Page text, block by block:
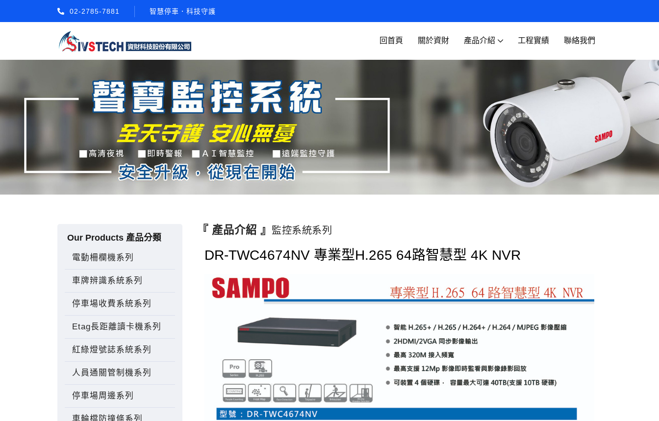
02-2785-7881 智慧停車．科技守護
回首頁 關於資財 產品介紹 工程實績 聯絡我們
Our Products 產品分類
電動柵欄機系列
車牌辨識系統系列
停車場收費系統系列
Etag長距離讀卡機系列
紅綠燈號誌系統系列
人員通關管制機系列
停車場周邊系列
車輪檔防撞條系列
『 產品介紹 』 監控系統系列
DR-TWC4674NV 專業型H.265 64路智慧型 4K NVR